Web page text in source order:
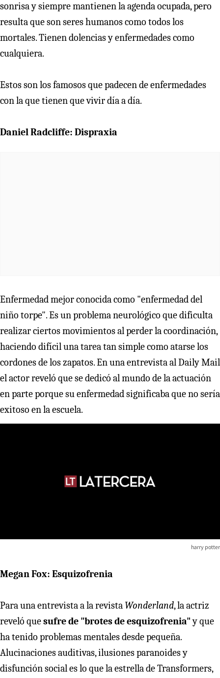
sonrisa y siempre mantienen la agenda ocupada, pero
resulta que son seres humanos como todos los
mortales. Tienen dolencias y enfermedades como
cualquiera.
Estos son los famosos que padecen de enfermedades
con la que tienen que vivir día a día.
Daniel Radcliffe: Dispraxia
Enfermedad mejor conocida como "enfermedad del
niño torpe". Es un problema neurológico que dificulta
realizar ciertos movimientos al perder la coordinación,
haciendo difícil una tarea tan simple como atarse los
cordones de los zapatos. En una entrevista al Daily Mail
el actor reveló que se dedicó al mundo de la actuación
en parte porque su enfermedad significaba que no sería
exitoso en la escuela.
harry potter
Megan Fox: Esquizofrenia
Para una entrevista a la revista Wonderland, la actriz
reveló quesufre de "brotes de esquizofrenia"y que
ha tenido problemas mentales desde pequeña.
Alucinaciones auditivas, ilusiones paranoides y
disfunción social es lo que la estrella de Transformers,